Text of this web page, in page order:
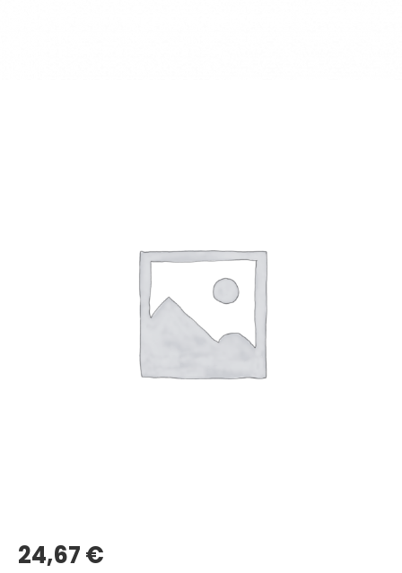
24,67€